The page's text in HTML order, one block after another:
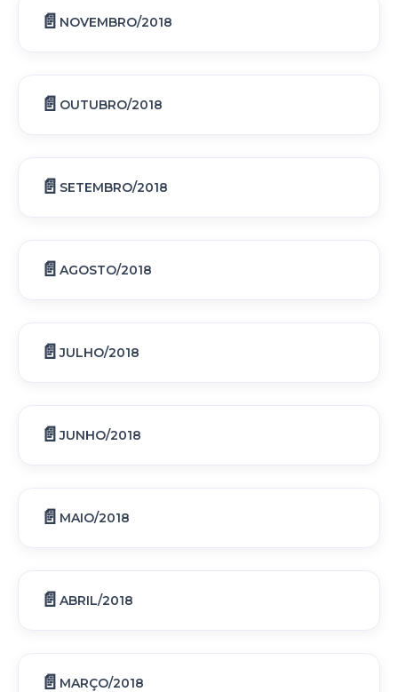
NOVEMBRO/2018
OUTUBRO/2018
SETEMBRO/2018
AGOSTO/2018
JULHO/2018
JUNHO/2018
MAIO/2018
ABRIL/2018
MARÇO/2018